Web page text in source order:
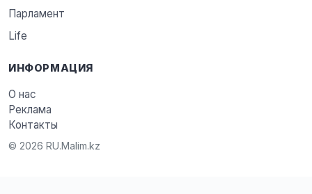
Парламент
Life
ИНФОРМАЦИЯ
О нас
Реклама
Контакты
© 2026 RU.Malim.kz